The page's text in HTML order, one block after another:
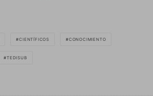
CIENTÍFICOS CONOCIMIENTO
TEDISUB